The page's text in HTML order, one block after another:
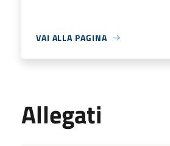
VAI ALLA PAGINA
Allegati